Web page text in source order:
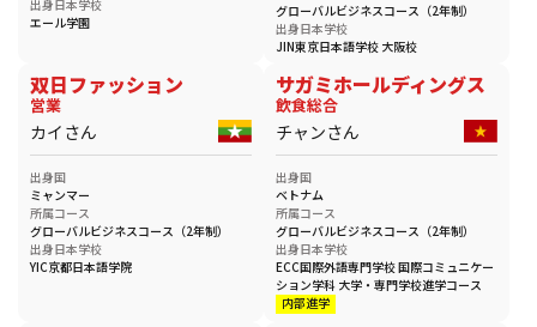
出身日本学校
エール学園
グローバルビジネスコース（2年制）
出身日本学校
JIN東京日本語学校 大阪校
双日ファッション
営業
カイさん
出身国
ミャンマー
所属コース
グローバルビジネスコース（2年制）
出身日本学校
YIC京都日本語学院
サガミホールディングス
飲食総合
チャンさん
出身国
ベトナム
所属コース
グローバルビジネスコース（2年制）
出身日本学校
ECC国際外語専門学校 国際コミュニケー
ション学科 大学・専門学校進学コース
内部進学